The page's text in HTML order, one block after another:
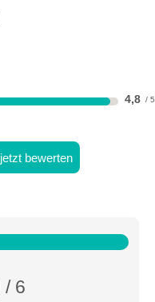
4,8
jetzt bewerten
/ 6